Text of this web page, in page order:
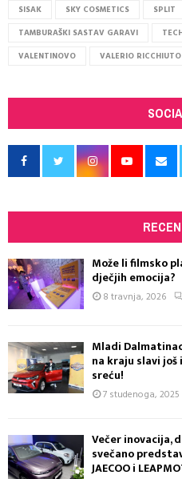
SISAK
SKY COSMETICS SPLIT
TAMBURAŠKI SASTAV GARAVI
VALENTINOVO
VALERIO RICCHIUTO
Može li filmsko
dječjih emocija?
8 travnja, 2026
Mladi
na kraju slavi
sreću!
7 studenoga, 2025
Večer inovacija,
svečano
JAECOO i